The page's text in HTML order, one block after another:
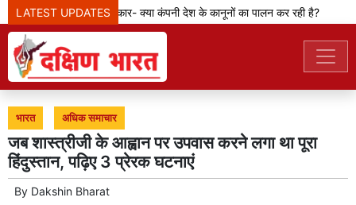
LATEST UPDATES
मेटा टीम से पूछ रही सरकार- क्या कंपनी देश के कानूनों का पालन कर रही है?
भारत अधिक समाचार
जब शास्त्रीजी के आह्वान पर उपवास करने लगा था पूरा
हिंदुस्तान, पढ़िए 3 प्रेरक घटनाएं
By Dakshin Bharat